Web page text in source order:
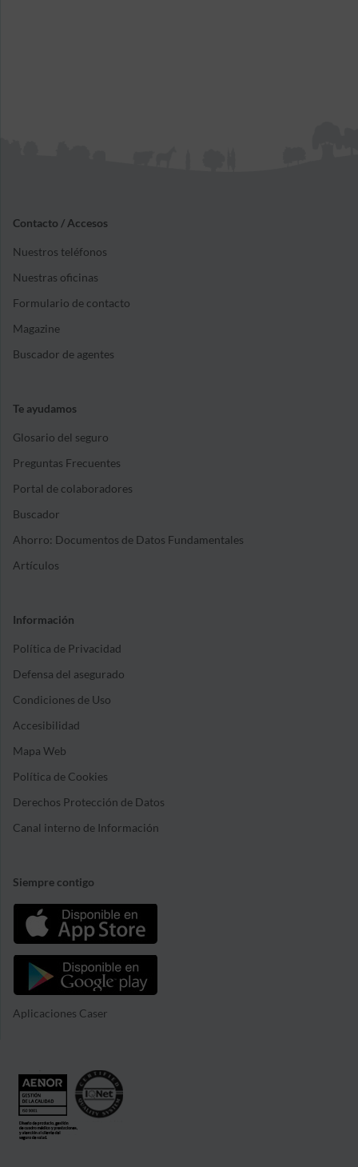
Contacto / Accesos
Nuestros teléfonos
Nuestras oficinas
Formulario de contacto
Magazine
Buscador de agentes
Te ayudamos
Glosario del seguro
Preguntas Frecuentes
Portal de colaboradores
Buscador
Ahorro: Documentos de Datos Fundamentales
Artículos
Información
Política de Privacidad
Defensa del asegurado
Condiciones de Uso
Accesibilidad
Mapa Web
Política de Cookies
Derechos Protección de Datos
Canal interno de Información
Siempre contigo
Aplicaciones Caser